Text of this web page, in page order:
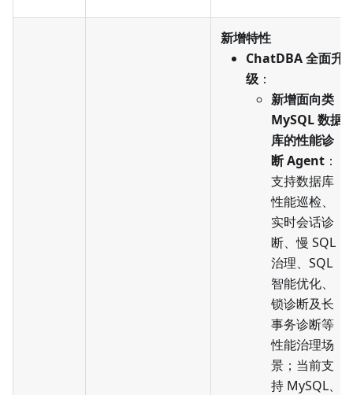
新增特性
ChatDBA 全面升
级 ：
新增面向类
MySQL 数据
库的性能诊
断 Agent ：
支持数据库
性能巡检、
实时会话诊
断、慢 SQL
治理、SQL
智能优化、
锁诊断及长
事务诊断等
性能治理场
景；当前支
持 MySQL、